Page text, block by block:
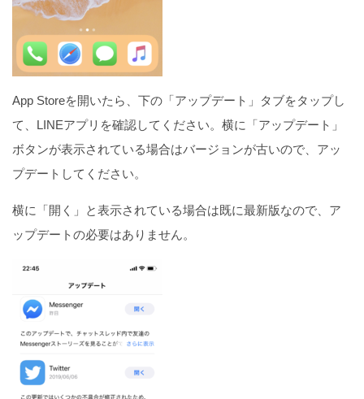
App Storeを開いたら、下の「アップデート」タブをタップし
て、LINEアプリを確認してください。横に「アップデート」
ボタンが表示されている場合はバージョンが古いので、アッ
プデートしてください。
横に「開く」と表示されている場合は既に最新版なので、ア
ップデートの必要はありません。